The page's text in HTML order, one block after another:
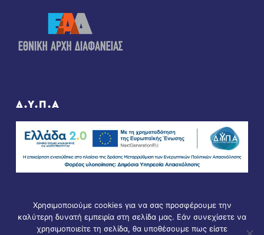
Δ.Υ.Π.Α
Χρησιμοποιούμε cookies για να σας προσφέρουμε την
καλύτερη δυνατή εμπειρία στη σελίδα μας. Εάν συνεχίσετε να
χρησιμοποιείτε τη σελίδα, θα υποθέσουμε πως είστε